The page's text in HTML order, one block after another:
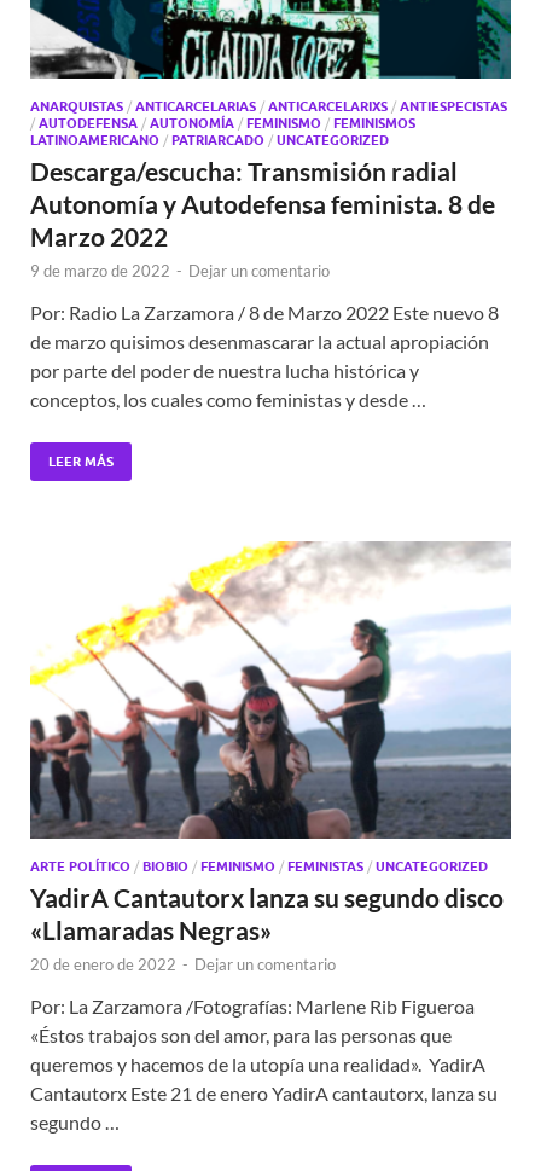
ANARQUISTAS / ANTICARCELARIAS / ANTICARCELARIXS / ANTIESPECISTAS
/ AUTODEFENSA / AUTONOMÍA / FEMINISMO / FEMINISMOS
LATINOAMERICANO / PATRIARCADO / UNCATEGORIZED
Descarga/escucha: Transmisión radial
Autonomía y Autodefensa feminista. 8 de
Marzo 2022
9 de marzo de 2022 - Dejar un comentario
Por: Radio La Zarzamora / 8 de Marzo 2022 Este nuevo 8
de marzo quisimos desenmascarar la actual apropiación
por parte del poder de nuestra lucha histórica y
conceptos, los cuales como feministas y desde …
LEER MÁS
ARTE POLÍTICO / BIOBIO / FEMINISMO / FEMINISTAS / UNCATEGORIZED
YadirA Cantautorx lanza su segundo disco
«Llamaradas Negras»
20 de enero de 2022 - Dejar un comentario
Por: La Zarzamora /Fotografías: Marlene Rib Figueroa
«Éstos trabajos son del amor, para las personas que
queremos y hacemos de la utopía una realidad». YadirA
Cantautorx Este 21 de enero YadirA cantautorx, lanza su
segundo …